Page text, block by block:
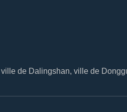
de Dalingshan, ville de